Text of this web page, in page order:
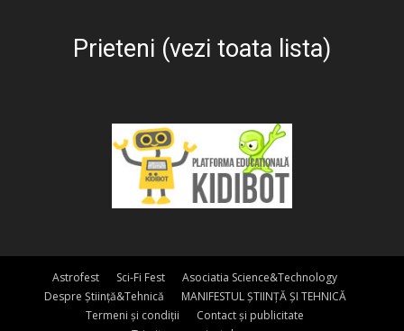
Prieteni (vezi toata lista)
Astrofest Sci-Fi Fest
Asociatia Science&Technology
Despre Știință&Tehnică
MANIFESTUL ȘTIINȚĂ ȘI TEHNICĂ
Termeni și condiții
Contact și publicitate